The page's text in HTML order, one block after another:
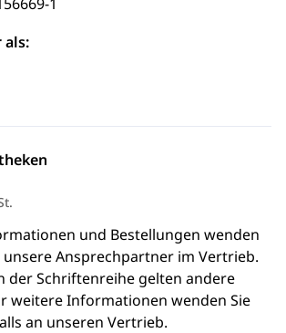
als:
und Bestellungen wenden
unsere Ansprechpartner im Vertrieb.
der Schriftenreihe gelten andere
weitere Informationen wenden Sie
an unseren Vertrieb.